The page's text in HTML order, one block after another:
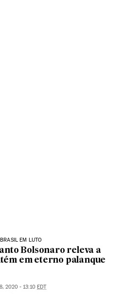
EM LUTO
Bolsonaro releva a
em eterno palanque
2020 - 13:10 EDT